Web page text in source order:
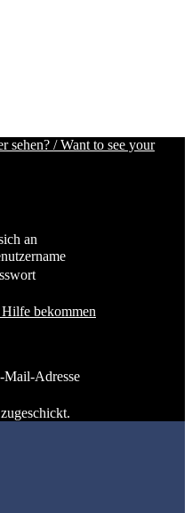
/ Want to see your
an
Hilfe bekommen
Mail-Adresse